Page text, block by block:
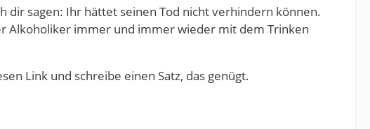
dir sagen: Ihr hättet seinen Tod nicht verhindern können.
Alkoholiker immer und immer wieder mit dem Trinken
Link und schreibe einen Satz, das genügt.